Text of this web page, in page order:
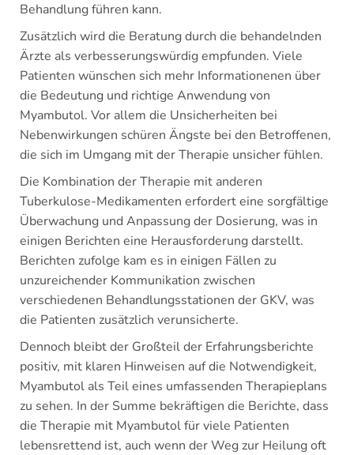
Behandlung führen kann.
Zusätzlich wird die Beratung durch die behandelnden
Ärzte als verbesserungswürdig empfunden. Viele
Patienten wünschen sich mehr Informationenen über
die Bedeutung und richtige Anwendung von
Myambutol. Vor allem die Unsicherheiten bei
Nebenwirkungen schüren Ängste bei den Betroffenen,
die sich im Umgang mit der Therapie unsicher fühlen.
Die Kombination der Therapie mit anderen
Tuberkulose-Medikamenten erfordert eine sorgfältige
Überwachung und Anpassung der Dosierung, was in
einigen Berichten eine Herausforderung darstellt.
Berichten zufolge kam es in einigen Fällen zu
unzureichender Kommunikation zwischen
verschiedenen Behandlungsstationen der GKV, was
die Patienten zusätzlich verunsicherte.
Dennoch bleibt der Großteil der Erfahrungsberichte
positiv, mit klaren Hinweisen auf die Notwendigkeit,
Myambutol als Teil eines umfassenden Therapieplans
zu sehen. In der Summe bekräftigen die Berichte, dass
die Therapie mit Myambutol für viele Patienten
lebensrettend ist, auch wenn der Weg zur Heilung oft